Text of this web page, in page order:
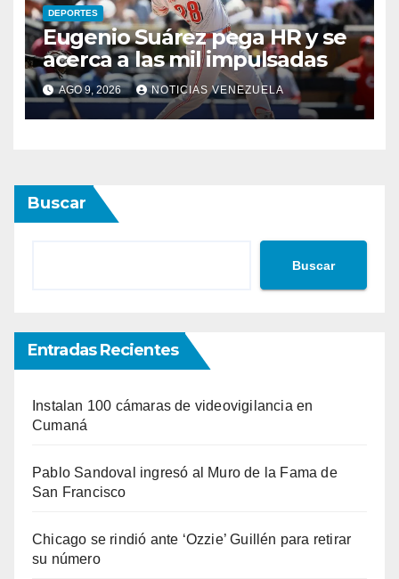
DEPORTES
Eugenio Suárez pega HR y se
acerca a las mil impulsadas
AGO 9, 2026 NOTICIAS VENEZUELA
Buscar
Buscar
Entradas Recientes
Instalan 100 cámaras de videovigilancia en
Cumaná
Pablo Sandoval ingresó al Muro de la Fama de
San Francisco
Chicago se rindió ante ‘Ozzie’ Guillén para retirar
su número